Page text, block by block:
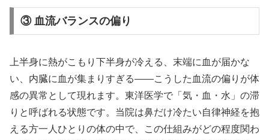
③ 血流バランスの偏り
上半身に熱がこもり下半身が冷える、末端に血が届かな
い、内臓に血が集まりすぎる——こうした血流の偏りが体
感の異常として現れます。東洋医学で「気・血・水」の滞
りと呼ばれる状態です。当院は鼻だけ冷たい自律神経を抱
える方一人ひとりの体の中で、この仕組みがどの程度関わ